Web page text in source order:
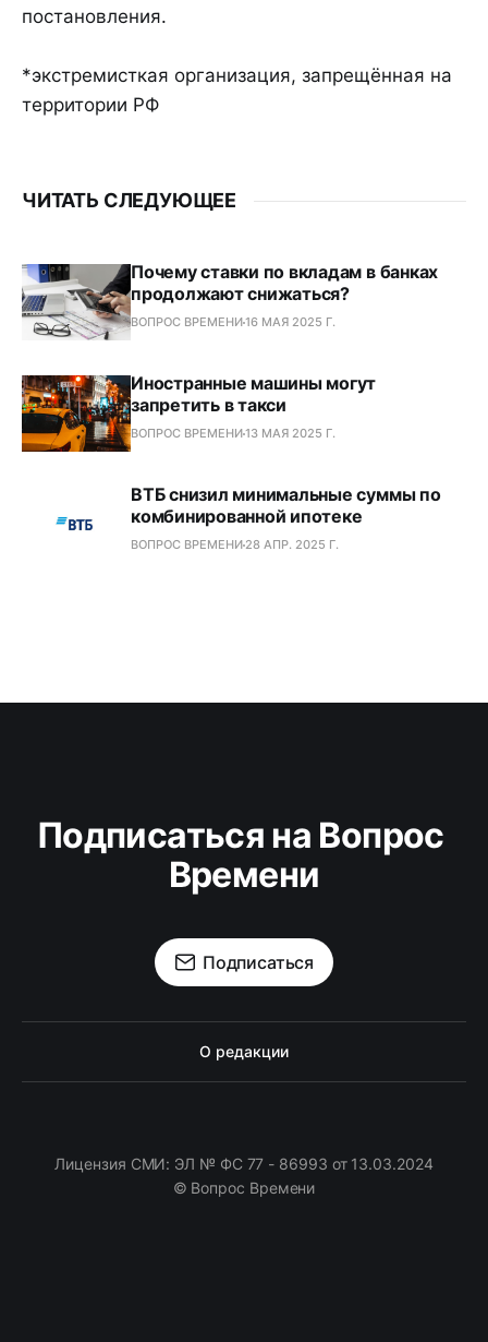
постановления.
*экстремисткая организация, запрещённая на
территории РФ
ЧИТАТЬ СЛЕДУЮЩЕЕ
Почему ставки по вкладам в банках
продолжают снижаться?
ВОПРОС ВРЕМЕНИ16 МАЯ 2025 Г.
Иностранные машины могут
запретить в такси
ВОПРОС ВРЕМЕНИ13 МАЯ 2025 Г.
ВТБ снизил минимальные суммы по
комбинированной ипотеке
ВОПРОС ВРЕМЕНИ 28 АПР. 2025 Г.
Подписаться на Вопрос
Времени
Подписаться
О редакции
Лицензия СМИ: ЭЛ № ФС 77 - 86993 от 13.03.2024
© Вопрос Времени